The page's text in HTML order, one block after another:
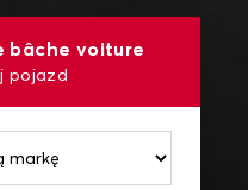
bâche voiture
pojazd